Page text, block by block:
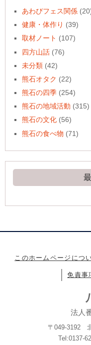
あわびフェス関係
健康・体作り (39)
取材ノート (107)
四方山話 (76)
未分類 (42)
熊石オタク (22)
熊石の四季 (254)
熊石の地域活動 (315)
熊石の文化 (56)
熊石の食べ物 (71)
このホームページにつ
免責事
法人
〒049-3192
Tel:0137-